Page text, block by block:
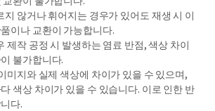
지 않거나 휘어지는 경우가 있어도 재생 시 이
이나 교환이 가능합니다.
제작 공정 시 발생하는 염료 반점, 색상 차이
불가합니다.
미지와 실제 색상에 차이가 있을 수 있으며,
색상 차이가 있을 수 있습니다. 이로 인한 반
다.